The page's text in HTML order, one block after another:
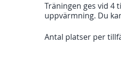
Träningen ges vid 4
uppvärmning. Du
Antal platser per